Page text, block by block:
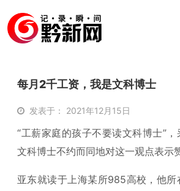
每月2千工资，我是文科博士
发表于： 2021年12月15日
“工薪家庭的孩子不要读文科博士”
文科博士不约而同地对这一观点表示
亚东就读于上海某所985高校，他所